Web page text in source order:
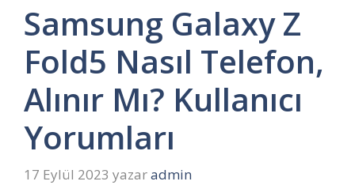
Samsung Galaxy Z
Fold5 Nasıl Telefon,
Alınır Mı? Kullanıcı
Yorumları
17 Eylül 2023 yazaradmin